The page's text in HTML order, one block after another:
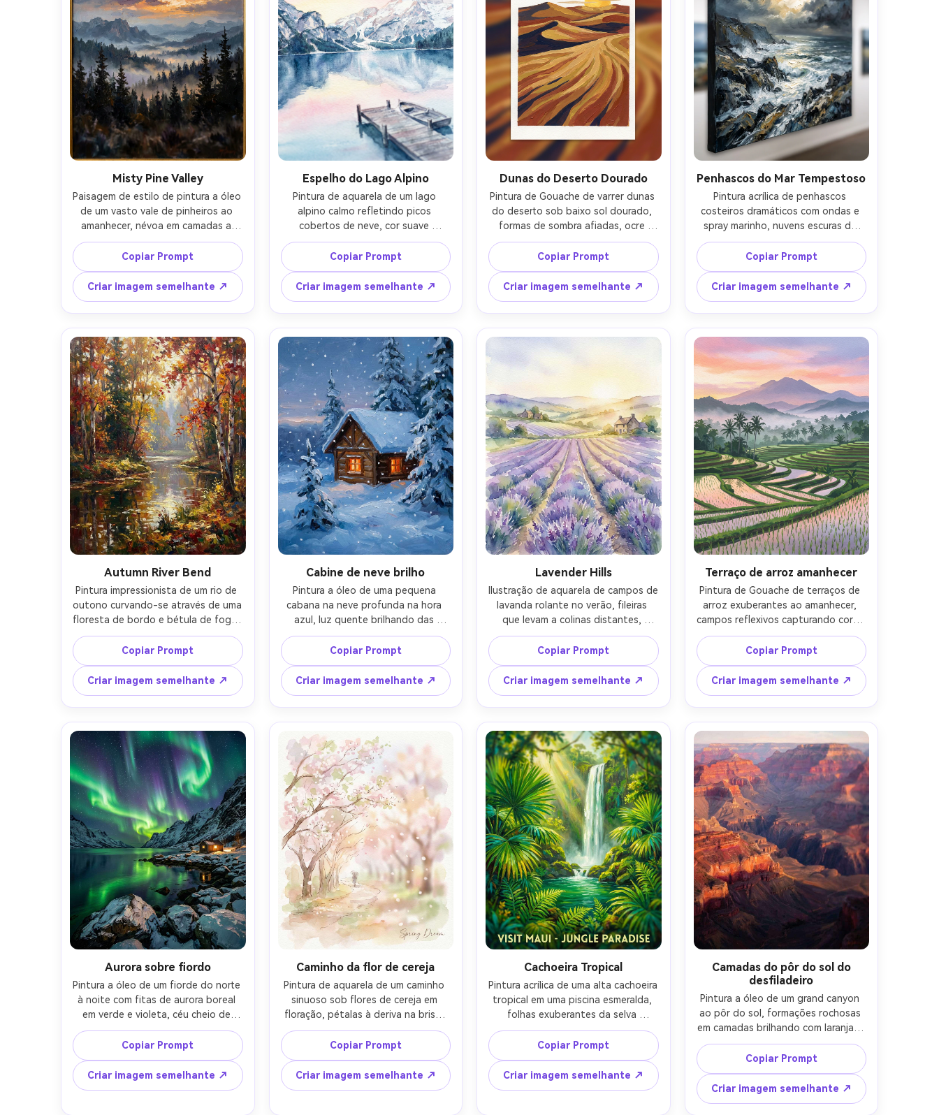
Misty Pine Valley
Paisagem de estilo de pintura a óleo
de um vasto vale de pinheiros ao
amanhecer, névoa em camadas a
deriva entre silhuetas perenes
escuras, montanhas distantes
desaparecendo em névoa azul-
cinza, sol quente rompindo através
das nuvens, pinceladas visíveis,
textura impasto rica, atmosfera
cinematográfica humorosa,
qualidade de obra-prima, bela
composição, lente de 85mm,
profundidade de campo rasa-AR 4:5
Copiar Prompt
Criar imagem semelhante ↗
Espelho do Lago Alpino
Pintura de aquarela de um lago
alpino calmo refletindo picos
cobertos de neve, cor suave
sangrando no céu, granulação
delicada, um pequeno cais de
madeira em primeiro plano, paleta
fresca nítida com nascer do sol rosa
suave, textura de papel arejada,
altamente detalhado mas sereno,
lente de 85mm, profundidade de
campo rasa-AR 4:5
Copiar Prompt
Criar imagem semelhante ↗
Dunas do Deserto Dourado
Pintura de Gouache de varrer dunas
do deserto sob baixo sol dourado,
formas de sombra afiadas, ocre
quente e paleta de sienna
queimada, ondulações esculpidas
pelo vento, nuvens mínimas,
camadas de tinta opacas ousadas,
olhar gráfico mas pintor, textura de
alto detalhe, lente de 85 mm,
profundidade de campo rasa-AR 4:5
Copiar Prompt
Criar imagem semelhante ↗
Penhascos do Mar Tempestoso
Pintura acrílica de penhascos
costeiros dramáticos com ondas e
spray marinho, nuvens escuras de
tempestade que se abrem para uma
quebra brilhante de luz na água,
pincel dinâmico, textura de tinta
espessa, altos valores de contraste,
humor cinematográfico, paisagem
de qualidade de galeria, lente de 85
mm, profundidade de campo rasa-
AR 4:5
Copiar Prompt
Criar imagem semelhante ↗
Autumn River Bend
Pintura impressionista de um rio de
outono curvando-se através de uma
floresta de bordo e bétula de fogo,
luz solar manchada, traços de cor
quebrados, destaques de água
brilhantes, profundidade
atmosférica suave, sensação
nostálgica quente, composição
altamente detalhada-AR 4:5
Copiar Prompt
Criar imagem semelhante ↗
Cabine de neve brilho
Pintura a óleo de uma pequena
cabana na neve profunda na hora
azul, luz quente brilhando das
janelas, pinheiros pesados com
geada, queda de neve suave,
bordas macias no céu, traços de
pincel visíveis e tinta em camadas,
atmosfera de inverno
cinematográfica acolhedora, lente
de 85mm, profundidade de campo
rasa-AR 4:5
Copiar Prompt
Criar imagem semelhante ↗
Lavender Hills
Ilustração de aquarela de campos de
lavanda rolante no verão, fileiras
que levam a colinas distantes,
gradientes roxos suaves, névoa
iluminada pelo sol, lavagens
molhadas soltas, grão de papel
sutil, humor pastoral pacífico,
composição belamente equilibrada-
AR 4:5
Copiar Prompt
Criar imagem semelhante ↗
Terraço de arroz amanhecer
Pintura de Gouache de terraços de
arroz exuberantes ao amanhecer,
campos reflexivos capturando cores
do céu pastel, névoa à deriva acima
de palmeiras, pano de fundo de
montanha em camadas, formas
nítidas com tinta opaca, verdes
vibrantes, atmosfera tranquila,
qualidade de obra-prima, lente de
85mm, profundidade de campo rasa,
AR 4:5
Copiar Prompt
Criar imagem semelhante ↗
Aurora sobre fiordo
Pintura a óleo de um fiorde do norte
à noite com fitas de aurora boreal
em verde e violeta, céu cheio de
estrelas, rochas cobertas de neve,
água ainda escura refletindo luz,
contraste dramático, pinceladas
texturizadas, humor impressionante,
lente de 85mm, profundidade de
Copiar Prompt
Criar imagem semelhante ↗
Caminho da flor de cereja
Pintura de aquarela de um caminho
sinuoso sob flores de cereja em
floração, pétalas à deriva na brisa,
paleta pastel suave, luz suave
através de galhos, efeitos de
lavagem semelhantes a bokeh
sonhadores, detalhes de linha
delicados, atmosfera romântica da
Copiar Prompt
Criar imagem semelhante ↗
Cachoeira Tropical
Pintura acrílica de uma alta cachoeira
tropical em uma piscina esmeralda,
folhas exuberantes da selva
enquadrando a cena, raios de luz
úmidos, verdes saturados
brilhantes, pincel enérgico, textura
em camadas, humor vibrante do
pôster de viagem, altamente
Copiar Prompt
Criar imagem semelhante ↗
Camadas do pôr do sol do
desfiladeiro
Pintura a óleo de um grand canyon
ao pôr do sol, formações rochosas
em camadas brilhando com laranja e
magenta, longas sombras, distância
nebulosa, estrutura de valor
ousada, traços de pincel grossos,
escala épica, qualidade de pintura
de paisagem cinematográfica, lente
Copiar Prompt
Criar imagem semelhante ↗
Crie imagens com
IA sem limites.
100% grátis!
Comece Grátis →